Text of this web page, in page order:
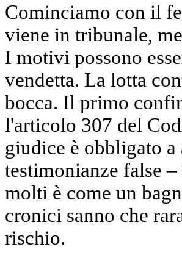
Cominciamo con il
viene in tribunale,
I motivi possono
vendetta. La lotta
bocca. Il primo
l'articolo 307 del
giudice è obbligato
testimonianze false
molti è come un
cronici sanno che
rischio.